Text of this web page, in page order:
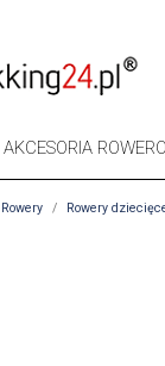
AKCESORIA
Rowery Rowery